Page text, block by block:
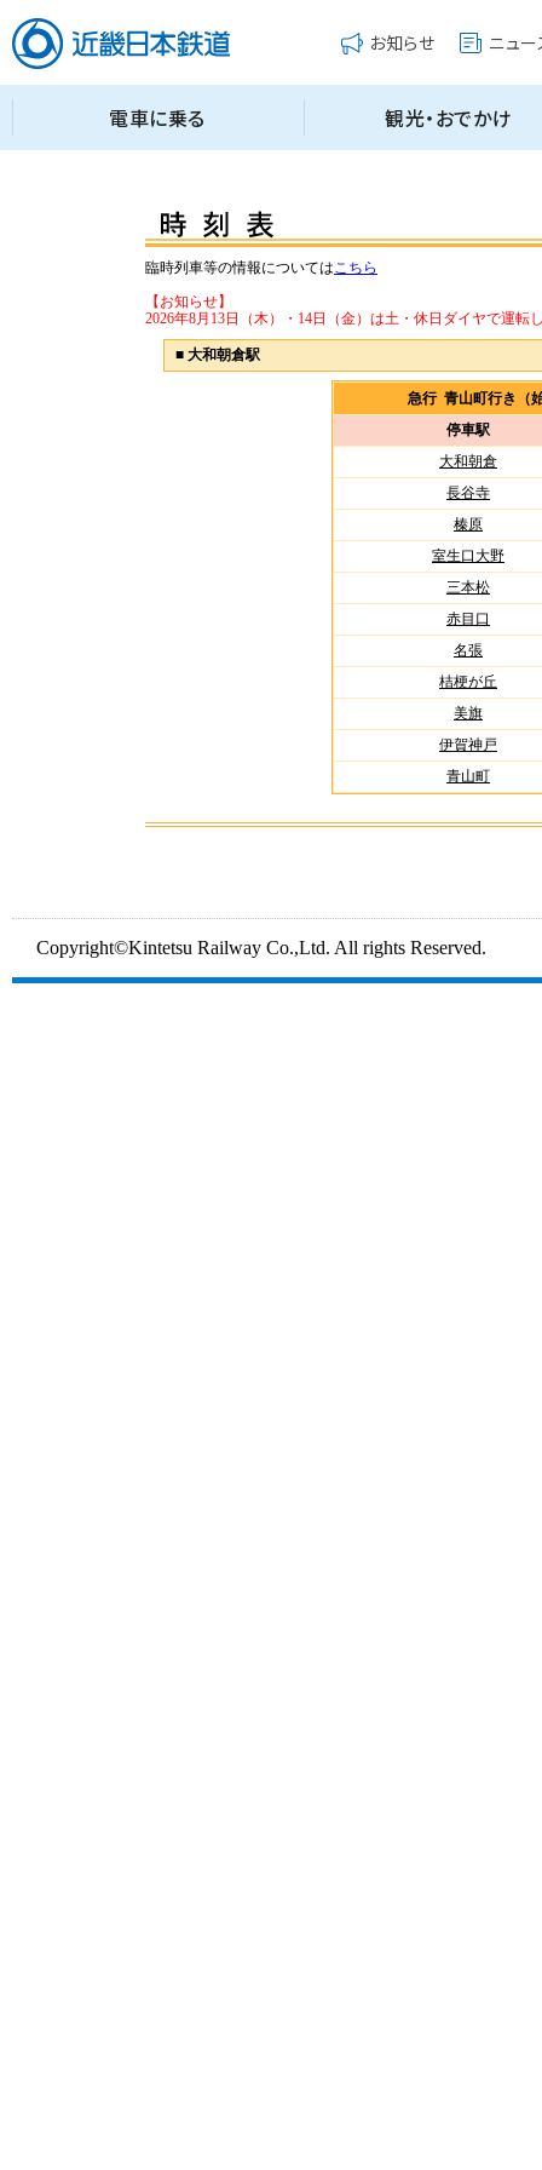
臨時列車等の情報についてはこちら
【お知らせ】
2026年8月13日（木）・14日（金）は土・休日ダイヤで運転
■ 大和朝倉駅
急行 青山町行き（
停車駅
大和朝倉
長谷寺
榛原
室生口大野
三本松
赤目口
名張
桔梗が丘
美旗
伊賀神戸
青山町